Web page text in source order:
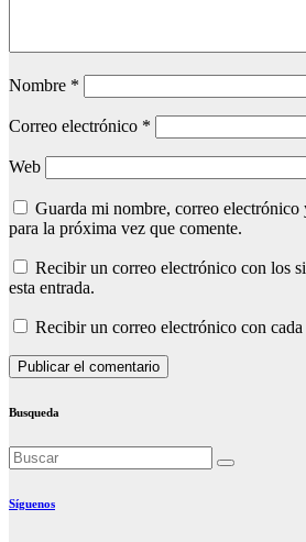
Nombre *
Correo electrónico *
Web
Guarda mi nombre, correo electrónico
para la próxima vez que comente.
Recibir un correo electrónico con los
esta entrada.
Recibir un correo electrónico con cada
Busqueda
Síguenos